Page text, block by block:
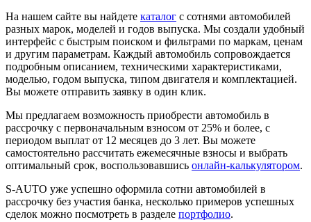
На нашем сайте вы найдете каталог с сотнями автомобилей
разных марок, моделей и годов выпуска. Мы создали удобный
интерфейс с быстрым поиском и фильтрами по маркам, ценам
и другим параметрам. Каждый автомобиль сопровождается
подробным описанием, техническими характеристиками,
моделью, годом выпуска, типом двигателя и комплектацией.
Вы можете отправить заявку в один клик.
Мы предлагаем возможность приобрести автомобиль в
рассрочку с первоначальным взносом от 25% и более, с
периодом выплат от 12 месяцев до 3 лет. Вы можете
самостоятельно рассчитать ежемесячные взносы и выбрать
оптимальный срок, воспользовавшись онлайн-калькулятором.
S-AUTO уже успешно оформила сотни автомобилей в
рассрочку без участия банка, несколько примеров успешных
сделок можно посмотреть в разделе портфолио.